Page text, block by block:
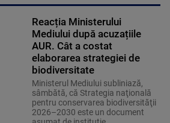
Reacția Ministerului
Mediului după acuzațiile
AUR. Cât a costat
elaborarea strategiei de
biodiversitate
Ministerul Mediului subliniază,
sâmbătă, că Strategia naţională
pentru conservarea biodiversităţii
2026–2030 este un document